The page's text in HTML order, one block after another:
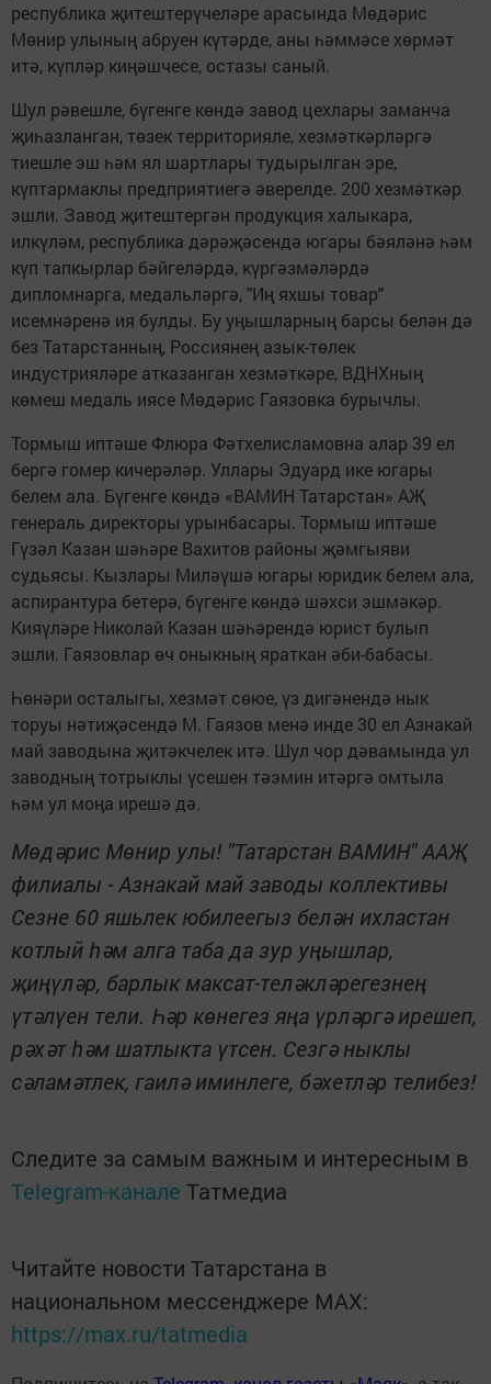
республика җитештерүчеләре арасында Мөдәрис
Мөнир улының абруен күтәрде, аны һәммәсе хөрмәт
итә, күпләр киңәшчесе, остазы саный.
Шул рәвешле, бүгенге көндә завод цехлары заманча
җиһазланган, төзек территорияле, хезмәткәрләргә
тиешле эш һәм ял шартлары тудырылган эре,
күптармаклы предприятиегә әверелде. 200 хезмәткәр
эшли. Завод җитештергән продукция халыкара,
илкүләм, республика дәрәҗәсендә югары бәяләнә һәм
күп тапкырлар бәйгеләрдә, күргәзмәләрдә
дипломнарга, медальләргә, "Иң яхшы товар"
исемнәренә ия булды. Бу уңышларның барсы белән дә
без Татарстанның, Россиянең азык-төлек
индустрияләре атказанган хезмәткәре, ВДНХның
көмеш медаль иясе Мөдәрис Гаязовка бурычлы.
Тормыш иптәше Флюра Фәтхелисламовна алар 39 ел
бергә гомер кичерәләр. Уллары Эдуард ике югары
белем ала. Бүгенге көндә «ВАМИН Татарстан» АҖ
генераль директоры урынбасары. Тормыш иптәше
Гүзәл Казан шәһәре Вахитов районы җәмгыяви
судьясы. Кызлары Миләүшә югары юридик белем ала,
аспирантура бетерә, бүгенге көндә шәхси эшмәкәр.
Кияүләре Николай Казан шәһәрендә юрист булып
эшли. Гаязовлар өч оныкның яраткан әби-бабасы.
Һөнәри осталыгы, хезмәт сөюе, үз дигәнендә нык
торуы нәтиҗәсендә М. Гаязов менә инде 30 ел Азнакай
май заводына җитәкчелек итә. Шул чор дәвамында ул
заводның тотрыклы үсешен тәэмин итәргә омтыла
һәм ул моңа ирешә дә.
Мөдәрис Мөнир улы! "Татарстан ВАМИН" ААҖ
филиалы - Азнакай май заводы коллективы
Сезне 60 яшьлек юбилеегыз белән ихластан
котлый һәм алга таба да зур уңышлар,
җиңүләр, барлык максат-теләкләрегезнең
үтәлүен тели. Һәр көнегез яңа үрләргә ирешеп,
рәхәт һәм шатлыкта үтсен. Сезгә ныклы
сәламәтлек, гаилә иминлеге, бәхетләр телибез!
Следите за самым важным и интересным в
Telegram-канале Татмедиа
Читайте новости Татарстана в
национальном мессенджере MАХ:
https://max.ru/tatmedia